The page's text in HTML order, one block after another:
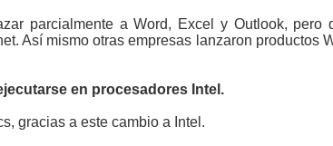
parcialmente a Word, Excel y Outlook, pero
Así mismo otras empresas lanzaron productos
en procesadores Intel.
gracias a este cambio a Intel.